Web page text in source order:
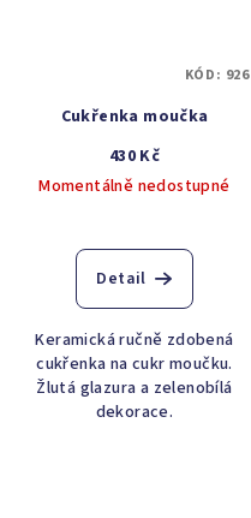
Cukřenka moučka
430 Kč
Momentálně nedostupné
Detail
Keramická ručně zdobená
cukřenka na cukr moučku.
Žlutá glazura a zelenobílá
dekorace.
KÓD: 926